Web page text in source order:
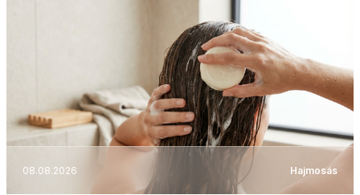
08.08.2026 Hajmosás